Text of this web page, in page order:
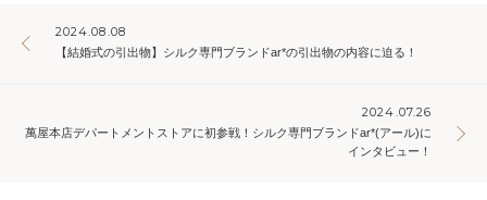
2024.08.08
【結婚式の引出物】シルク専門ブランドar*の引出物の内容に迫る！
2024.07.26
萬屋本店デパートメントストアに初参戦！シルク専門ブランドar*(アール)に
インタビュー！